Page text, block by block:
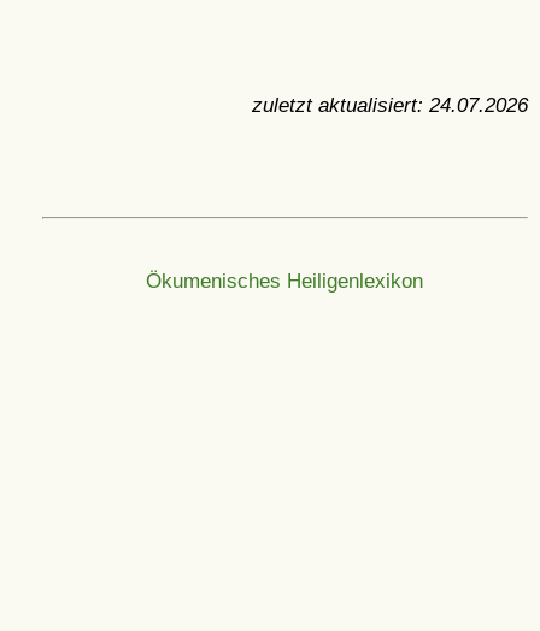
zuletzt aktualisiert: 24.07.2026
Ökumenisches Heiligenlexikon